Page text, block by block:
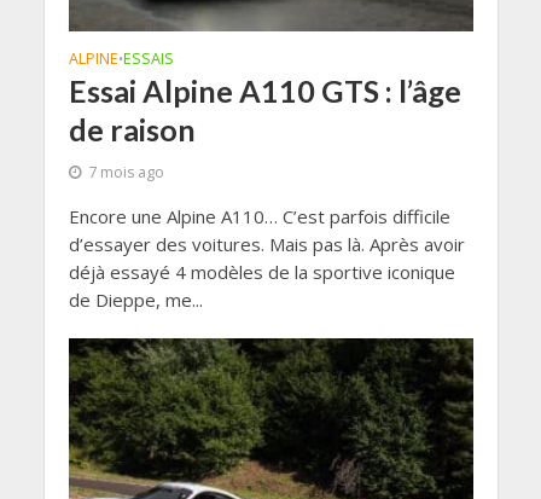
ALPINE•ESSAIS
Essai Alpine A110 GTS : l’âge
de raison
7 mois ago
Encore une Alpine A110… C’est parfois difficile
d’essayer des voitures. Mais pas là. Après avoir
déjà essayé 4 modèles de la sportive iconique
de Dieppe, me...